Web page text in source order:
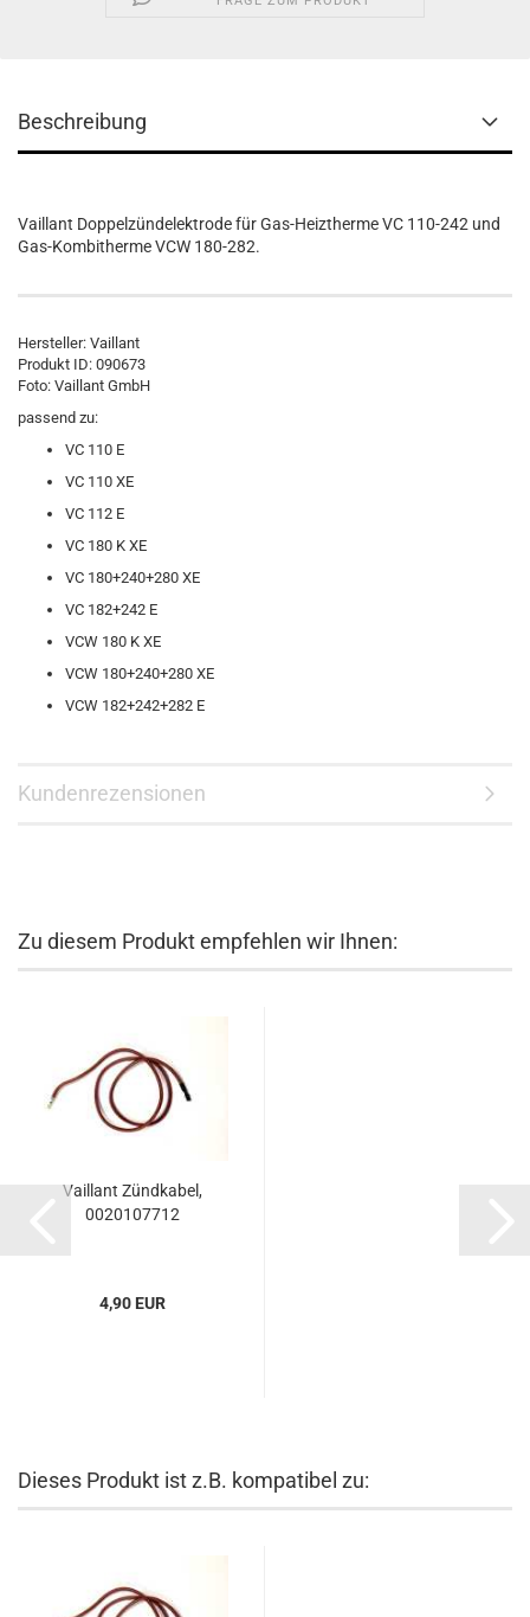
Beschreibung
Vaillant Doppelzündelektrode für Gas-Heiztherme VC 110-242 und
Gas-Kombitherme VCW 180-282.
Hersteller: Vaillant
Produkt ID: 090673
Foto: Vaillant GmbH
passend zu:
VC 110 E
VC 110 XE
VC 112 E
VC 180 K XE
VC 180+240+280 XE
VC 182+242 E
VCW 180 K XE
VCW 180+240+280 XE
VCW 182+242+282 E
Kundenrezensionen
Zu diesem Produkt empfehlen wir Ihnen:
Vaillant Zündkabel,
0020107712
4,90 EUR
Dieses Produkt ist z.B. kompatibel zu: